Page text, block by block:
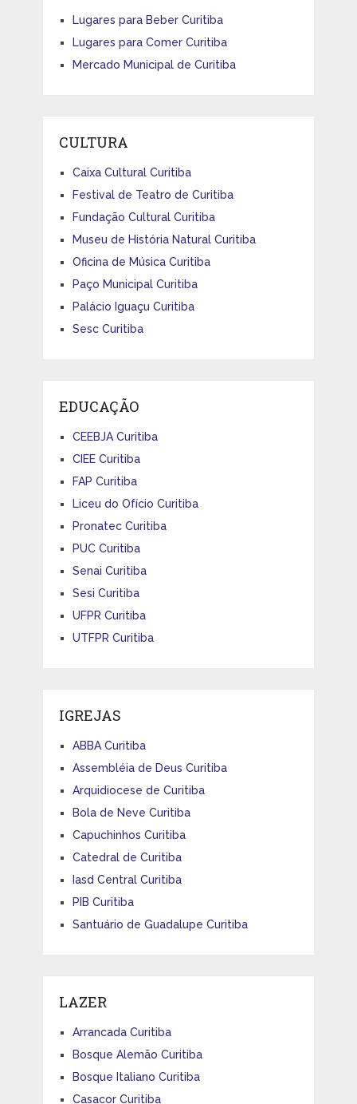
Lugares para Beber Curitiba
Lugares para Comer Curitiba
Mercado Municipal de Curitiba
CULTURA
Caixa Cultural Curitiba
Festival de Teatro de Curitiba
Fundação Cultural Curitiba
Museu de História Natural Curitiba
Oficina de Música Curitiba
Paço Municipal Curitiba
Palácio Iguaçu Curitiba
Sesc Curitiba
EDUCAÇÃO
CEEBJA Curitiba
CIEE Curitiba
FAP Curitiba
Liceu do Ofício Curitiba
Pronatec Curitiba
PUC Curitiba
Senai Curitiba
Sesi Curitiba
UFPR Curitiba
UTFPR Curitiba
IGREJAS
ABBA Curitiba
Assembléia de Deus Curitiba
Arquidiocese de Curitiba
Bola de Neve Curitiba
Capuchinhos Curitiba
Catedral de Curitiba
Iasd Central Curitiba
PIB Curitiba
Santuário de Guadalupe Curitiba
LAZER
Arrancada Curitiba
Bosque Alemão Curitiba
Bosque Italiano Curitiba
Casacor Curitiba